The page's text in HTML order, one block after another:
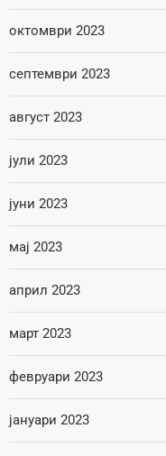
октомври 2023
септември 2023
август 2023
јули 2023
јуни 2023
мај 2023
април 2023
март 2023
февруари 2023
јануари 2023